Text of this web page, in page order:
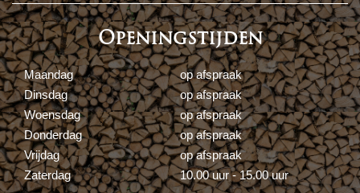
Openingstijden
Maandag
op afspraak
Dinsdag
op afspraak
Woensdag
op afspraak
Donderdag
op afspraak
Vrijdag
op afspraak
Zaterdag
10.00 uur - 15.00 uur